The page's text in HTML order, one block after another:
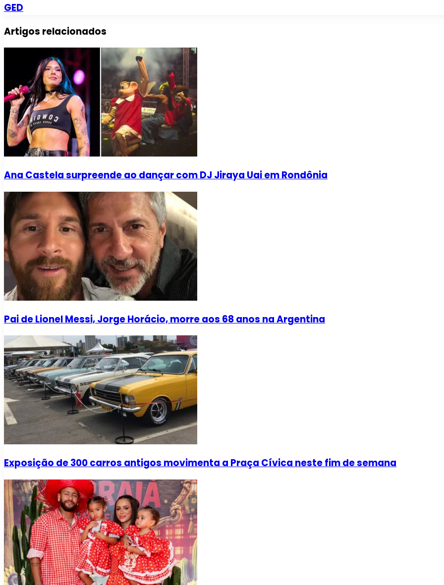
GED
Artigos relacionados
Ana Castela surpreende ao dançar com DJ Jiraya Uai em Rondônia
Pai de Lionel Messi, Jorge Horácio, morre aos 68 anos na Argentina
Exposição de 300 carros antigos movimenta a Praça Cívica neste fim de semana